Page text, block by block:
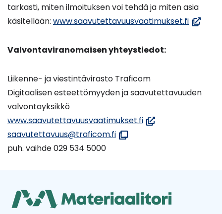
tarkasti, miten ilmoituksen voi tehdä ja miten asia
käsitellään: www.saavutettavuusvaatimukset.fi
Valvontaviranomaisen yhteystiedot:
Liikenne- ja viestintävirasto Traficom
Digitaalisen esteettömyyden ja saavutettavuuden
valvontayksikkö
www.saavutettavuusvaatimukset.fi(avautuu
palveluun)
saavutettavuus@traficom.fi(avautuu
puh. vaihde 029 534 5000